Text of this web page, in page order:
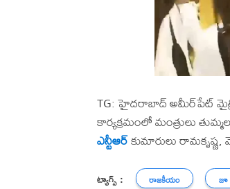
TG: హైదరాబాద్ అమీర్‌పేట్​
కార్యక్రమంలో మంత్రులు
ఎన్టీఆర్ కుమారులు
ట్యాగ్స్ : రాజకీయం జూ